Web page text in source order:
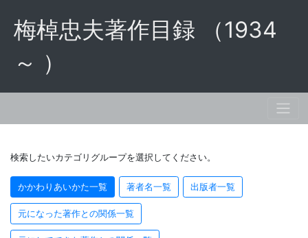
梅棹忠夫著作目録 （1934
～ ）
検索したいカテゴリグループを選択してください。
かかわりあいかた一覧 著者名一覧 出版者一覧
元になった著作との関係一覧